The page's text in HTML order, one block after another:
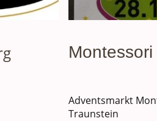
Montessori
Adventsmarkt
Traunstein